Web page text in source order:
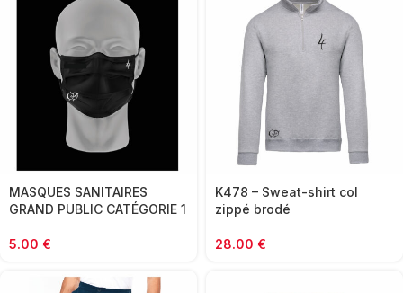
MASQUES SANITAIRES
GRAND PUBLIC CATÉGORIE 1
5.00 €
K478 – Sweat-shirt col
zippé brodé
28.00 €